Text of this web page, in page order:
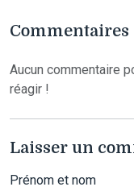
Commentaires
Aucun commentaire
réagir !
Laisser un
Prénom et nom